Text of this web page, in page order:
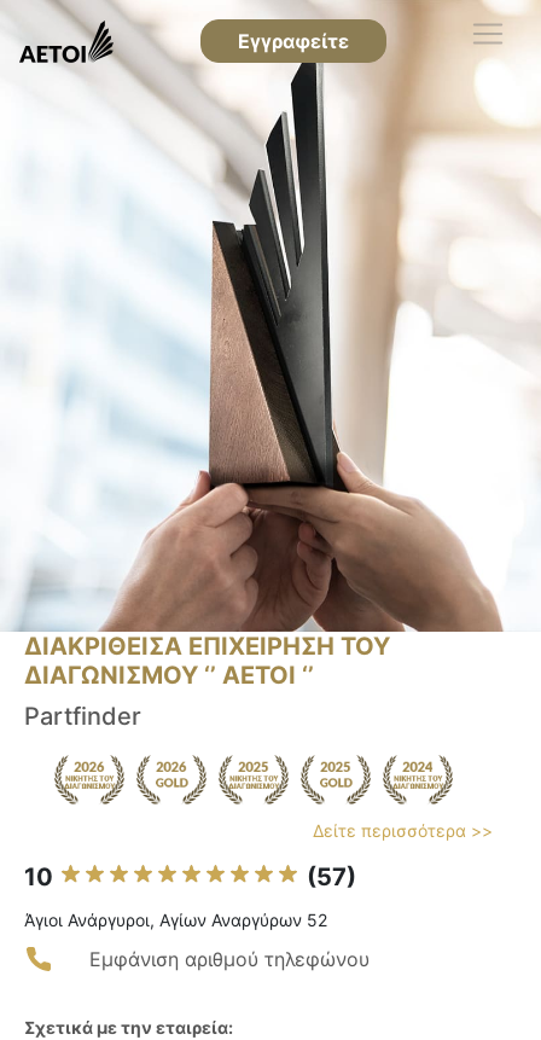
Εγγραφείτε
ΔΙΑΚΡΙΘΕΙΣΑ ΕΠΙΧΕΙΡΗΣΗ ΤΟΥ
ΔΙΑΓΩΝΙΣΜΟΥ ‘’ ΑΕΤΟΙ ‘’
Partfinder
Δείτε περισσότερα >>
10 (57)
Άγιοι Ανάργυροι, Αγίων Αναργύρων 52
Εμφάνιση αριθμού τηλεφώνου
Σχετικά με την εταιρεία: